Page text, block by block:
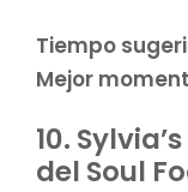
Tiempo
Mejor
10.
del Soul